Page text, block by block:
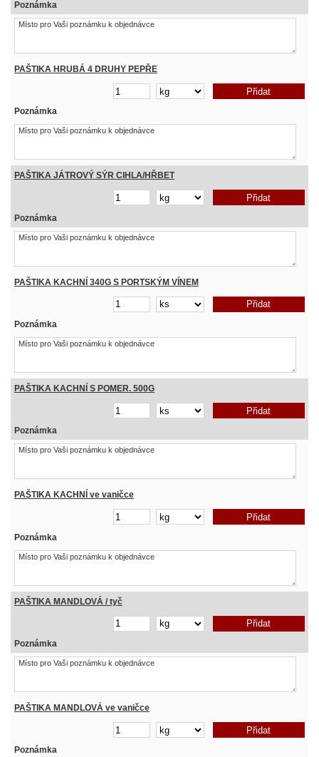
Poznámka
PAŠTIKA HRUBÁ 4 DRUHY PEPŘE
Poznámka
PAŠTIKA JÁTROVÝ SÝR CIHLA/HŘBET
Poznámka
PAŠTIKA KACHNÍ 340G S PORTSKÝM VÍNEM
Poznámka
PAŠTIKA KACHNÍ S POMER. 500G
Poznámka
PAŠTIKA KACHNÍ ve vaničce
Poznámka
PAŠTIKA MANDLOVÁ / tyč
Poznámka
PAŠTIKA MANDLOVÁ ve vaničce
Poznámka